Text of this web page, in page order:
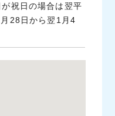
祝日の場合は翌平
28日から翌1月4